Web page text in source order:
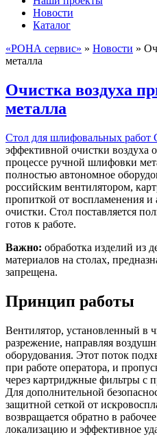
Новости
Каталог
«РОНА сервис» » Новости »
металла
Очистка воздуха
металла
Стол для шлифовальных работ
эффективной очистки воздуха
процессе ручной шлифовки
полностью автономное
российским вентилятором,
пропиткой от воспламенения и
очистки. Стол поставляется
готов к работе.
Важно: обработка изделий из
материалов на столах,
запрещена.
Принцип работы
Вентилятор, установленный в
разрежение, направляя
оборудования. Этот поток
при работе оператора, и
через картриджные фильтры с
Для дополнительной
защитной сеткой от
возвращается обратно в
локализацию и эффективное